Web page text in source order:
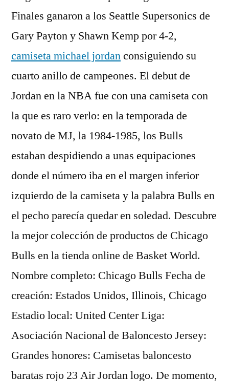
Finales ganaron a los Seattle Supersonics de
Gary Payton y Shawn Kemp por 4-2,
camiseta michael jordanconsiguiendo su
cuarto anillo de campeones. El debut de
Jordan en la NBA fue con una camiseta con
la que es raro verlo: en la temporada de
novato de MJ, la 1984-1985, los Bulls
estaban despidiendo a unas equipaciones
donde el número iba en el margen inferior
izquierdo de la camiseta y la palabra Bulls en
el pecho parecía quedar en soledad. Descubre
la mejor colección de productos de Chicago
Bulls en la tienda online de Basket World.
Nombre completo: Chicago Bulls Fecha de
creación: Estados Unidos, Illinois, Chicago
Estadio local: United Center Liga:
Asociación Nacional de Baloncesto Jersey:
Grandes honores: Camisetas baloncesto
baratas rojo 23 Air Jordan logo. De momento,